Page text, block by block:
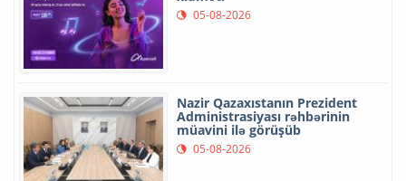
05-08-2026
Nazir Qazaxıstanın Prezident
Administrasiyası rəhbərinin
müavini ilə görüşüb
05-08-2026